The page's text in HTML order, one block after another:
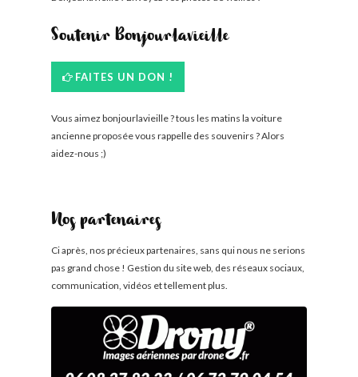
Soutenir Bonjourlavieille
FAITES UN DON !
Vous aimez bonjourlavieille ? tous les matins la voiture
ancienne proposée vous rappelle des souvenirs ? Alors
aidez-nous ;)
Nos partenaires
Ci après, nos précieux partenaires, sans qui nous ne serions
pas grand chose ! Gestion du site web, des réseaux sociaux,
communication, vidéos et tellement plus.